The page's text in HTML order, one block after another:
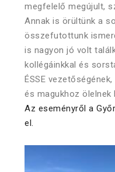
megfelelő megújult,
Annak is örültünk a
összefutottunk
is nagyon jó volt
kollégáinkkal és
ÉSSE
és magukhoz ölelnek
Az eseményről a
el.